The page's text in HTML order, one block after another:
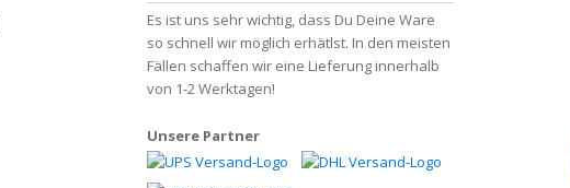
Es ist uns sehr wichtig, dass Du Deine Ware
so schnell wir möglich erhätlst. In den meisten
Fällen schaffen wir eine Lieferung innerhalb
von 1-2 Werktagen!
Unsere Partner